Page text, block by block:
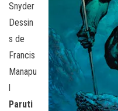
Snyder
Dessin
s de
Francis
Manapu
l
Paruti